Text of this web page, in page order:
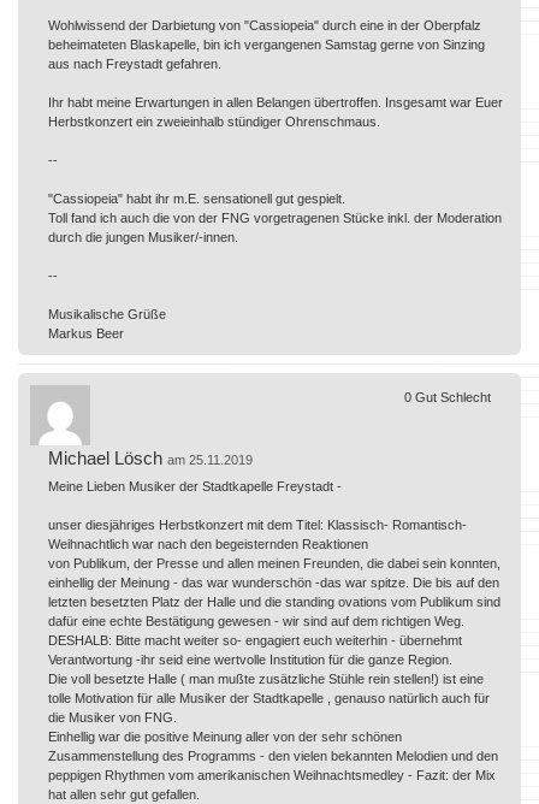
Wohlwissend der Darbietung von "Cassiopeia" durch eine in der Oberpfalz
beheimateten Blaskapelle, bin ich vergangenen Samstag gerne von Sinzing
aus nach Freystadt gefahren.
Ihr habt meine Erwartungen in allen Belangen übertroffen. Insgesamt war Euer
Herbstkonzert ein zweieinhalb stündiger Ohrenschmaus.
--
"Cassiopeia" habt ihr m.E. sensationell gut gespielt.
Toll fand ich auch die von der FNG vorgetragenen Stücke inkl. der Moderation
durch die jungen Musiker/-innen.
--
Musikalische Grüße
Markus Beer
Michael Lösch am 25.11.2019
Meine Lieben Musiker der Stadtkapelle Freystadt -
unser diesjähriges Herbstkonzert mit dem Titel: Klassisch- Romantisch-
Weihnachtlich war nach den begeisternden Reaktionen
von Publikum, der Presse und allen meinen Freunden, die dabei sein konnten,
einhellig der Meinung - das war wunderschön -das war spitze. Die bis auf den
letzten besetzten Platz der Halle und die standing ovations vom Publikum sind
dafür eine echte Bestätigung gewesen - wir sind auf dem richtigen Weg.
DESHALB: Bitte macht weiter so- engagiert euch weiterhin - übernehmt
Verantwortung -ihr seid eine wertvolle Institution für die ganze Region.
Die voll besetzte Halle ( man mußte zusätzliche Stühle rein stellen!) ist eine
tolle Motivation für alle Musiker der Stadtkapelle , genauso natürlich auch für
die Musiker von FNG.
Einhellig war die positive Meinung aller von der sehr schönen
Zusammenstellung des Programms - den vielen bekannten Melodien und den
peppigen Rhythmen vom amerikanischen Weihnachtsmedley - Fazit: der Mix
hat allen sehr gut gefallen.
0 Gut Schlecht